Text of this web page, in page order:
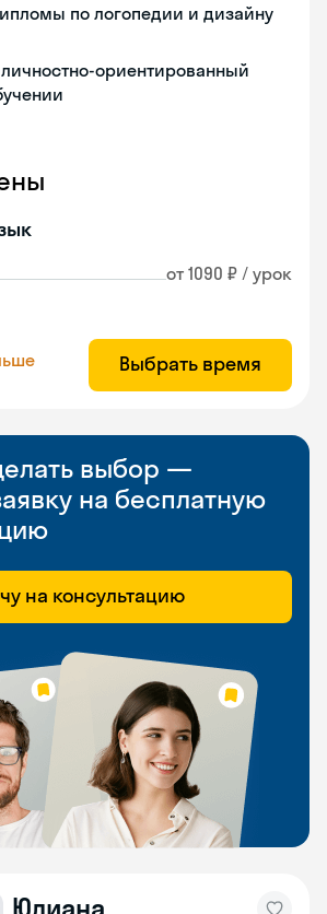
по логопедии и дизайну
ориентированный
от 1090 ₽ / урок
Выбрать время
выбор —
на бесплатную
на консультацию
Юлиана